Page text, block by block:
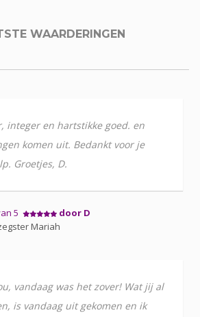
WAARDERINGEN
integer en hartstikke goed. en
komen uit. Bedankt voor je
Groetjes, D.
5
door D
Mariah
vandaag was het zover! Wat jij al
is vandaag uit gekomen en ik